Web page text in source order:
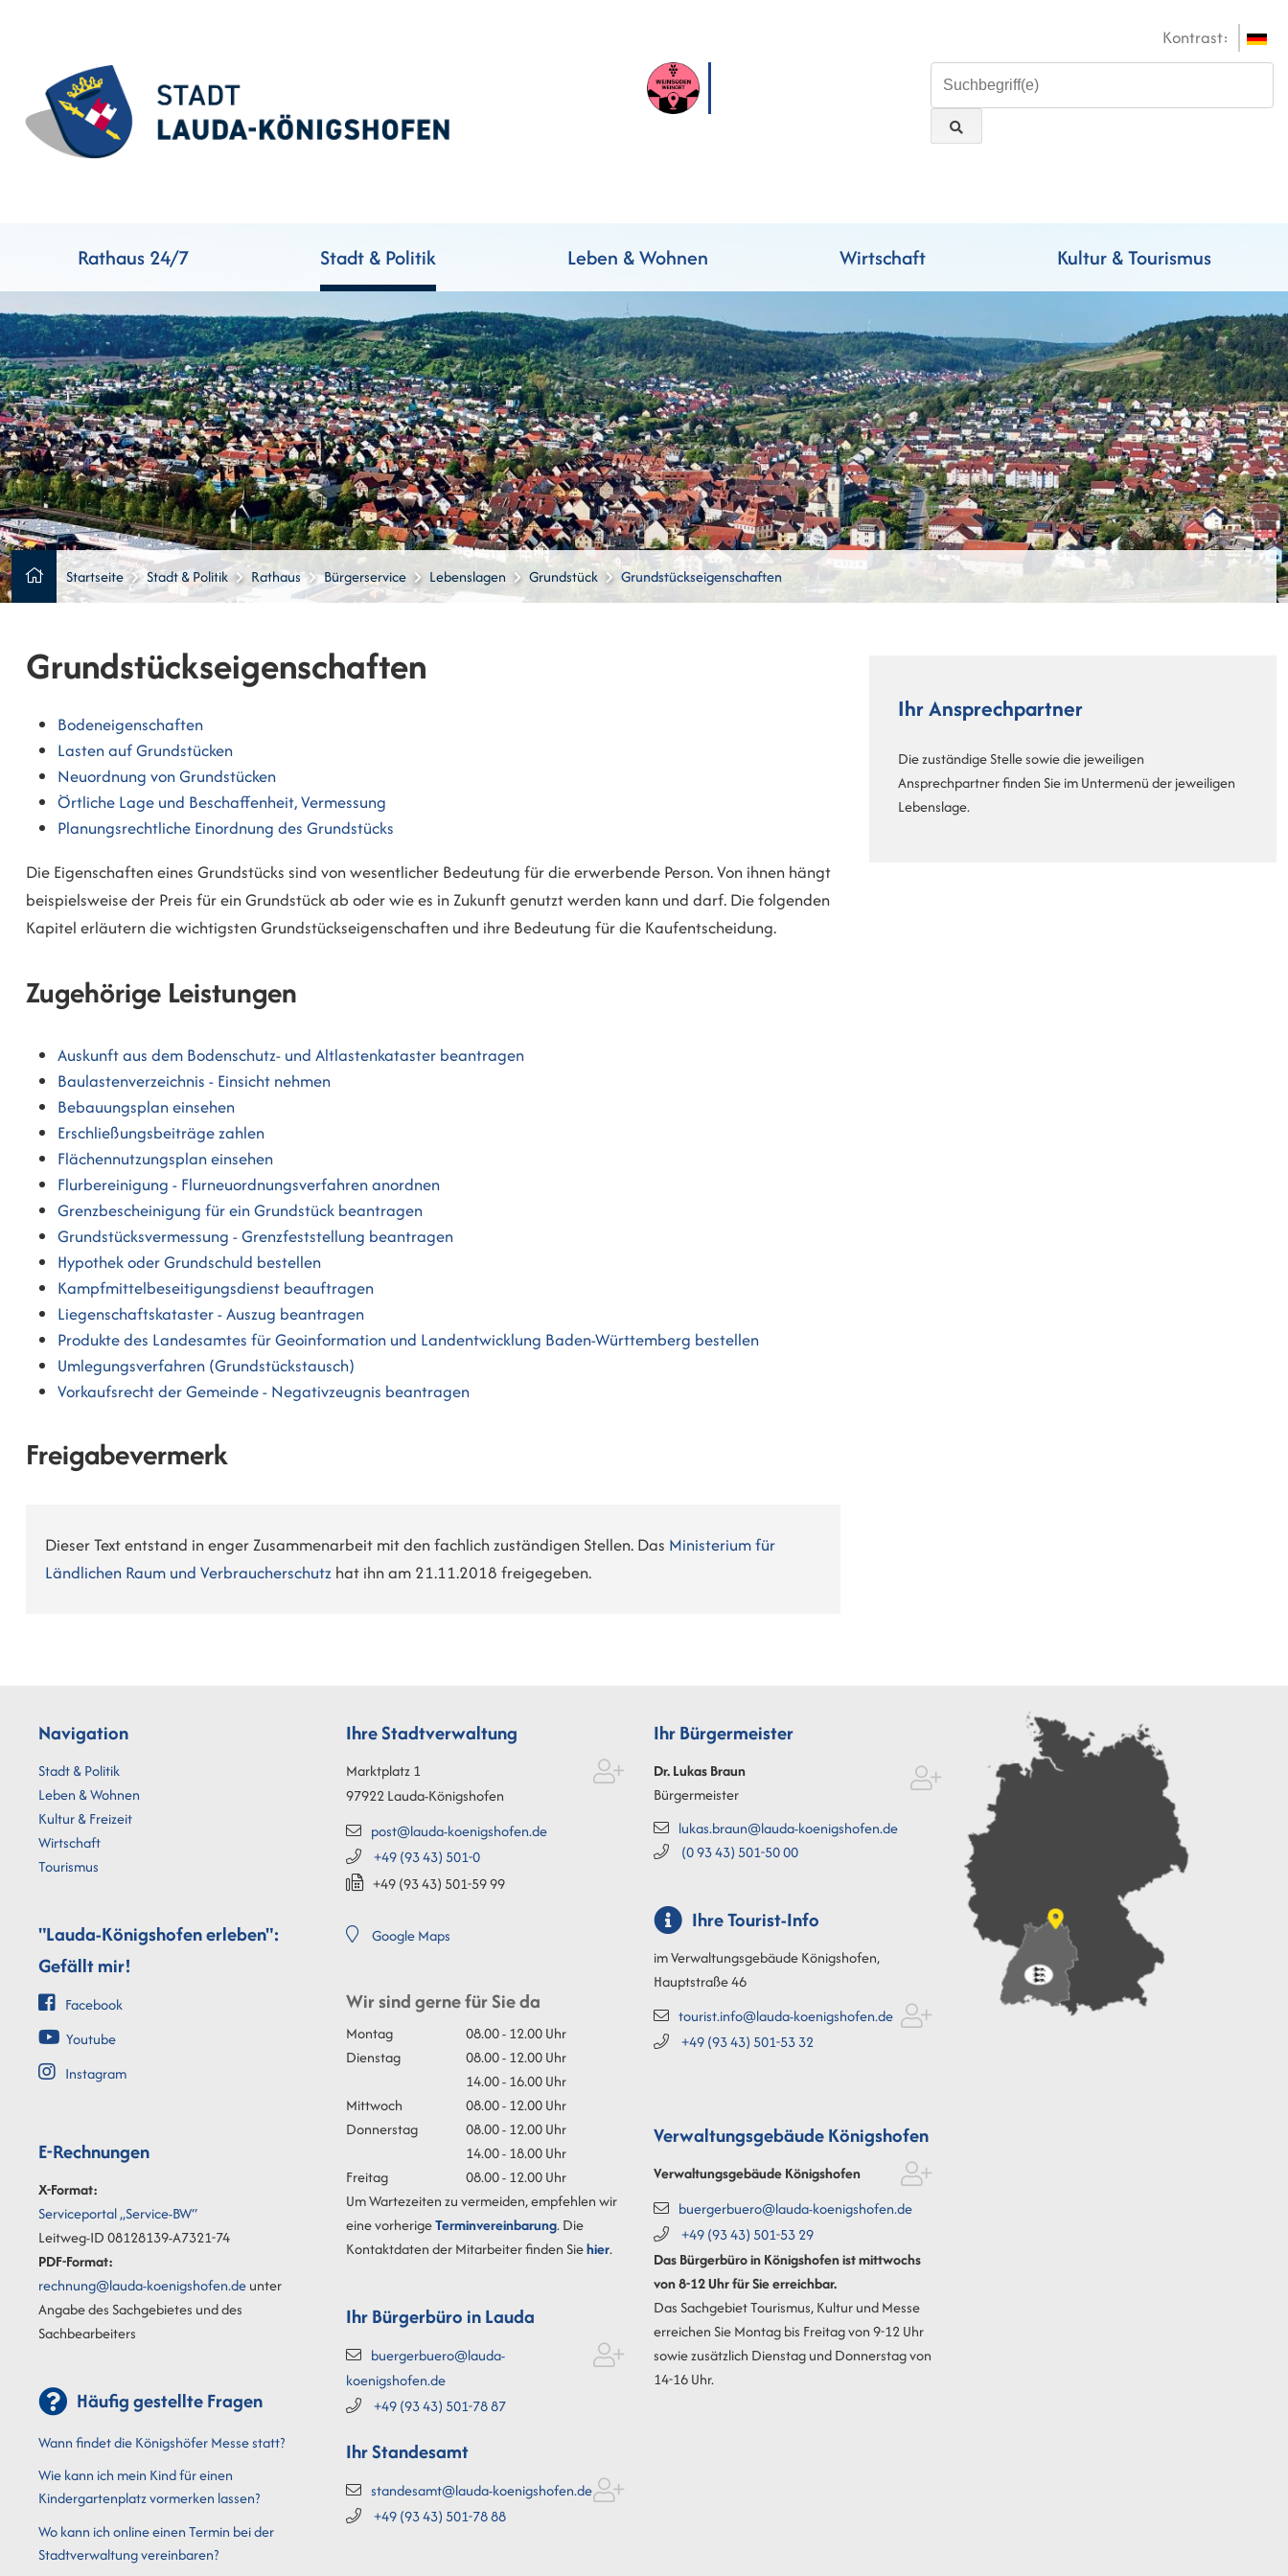
Kontrast:
Rathaus 24/7 Stadt & Politik Leben & Wohnen Wirtschaft Kultur & Tourismus
Startseite Stadt & Politik Rathaus Bürgerservice Lebenslagen Grundstück Grundstückseigenschaften
Grundstückseigenschaften
Bodeneigenschaften
Lasten auf Grundstücken
Neuordnung von Grundstücken
Örtliche Lage und Beschaffenheit, Vermessung
Planungsrechtliche Einordnung des Grundstücks
Die Eigenschaften eines Grundstücks sind von wesentlicher Bedeutung für die erwerbende Person. Von ihnen hängt
beispielsweise der Preis für ein Grundstück ab oder wie es in Zukunft genutzt werden kann und darf. Die folgenden
Kapitel erläutern die wichtigsten Grundstückseigenschaften und ihre Bedeutung für die Kaufentscheidung.
Zugehörige Leistungen
Auskunft aus dem Bodenschutz- und Altlastenkataster beantragen
Baulastenverzeichnis - Einsicht nehmen
Bebauungsplan einsehen
Erschließungsbeiträge zahlen
Flächennutzungsplan einsehen
Flurbereinigung - Flurneuordnungsverfahren anordnen
Grenzbescheinigung für ein Grundstück beantragen
Grundstücksvermessung - Grenzfeststellung beantragen
Hypothek oder Grundschuld bestellen
Kampfmittelbeseitigungsdienst beauftragen
Liegenschaftskataster - Auszug beantragen
Produkte des Landesamtes für Geoinformation und Landentwicklung Baden-Württemberg bestellen
Umlegungsverfahren (Grundstückstausch)
Vorkaufsrecht der Gemeinde - Negativzeugnis beantragen
Freigabevermerk
Dieser Text entstand in enger Zusammenarbeit mit den fachlich zuständigen Stellen. Das Ministerium für
Ländlichen Raum und Verbraucherschutz hat ihn am 21.11.2018 freigegeben.
Ihr Ansprechpartner
Die zuständige Stelle sowie die jeweiligen
Ansprechpartner finden Sie im Untermenü der jeweiligen
Lebenslage.
Navigation
Stadt & Politik
Leben & Wohnen
Kultur & Freizeit
Wirtschaft
Tourismus
"Lauda-Königshofen erleben":
Gefällt mir!
Facebook
Youtube
Instagram
E-Rechnungen
X-Format:
Serviceportal „Service-BW“
Leitweg-ID 08128139-A7321-74
PDF-Format:
rechnung@lauda-koenigshofen.deunter
Angabe des Sachgebietes und des
Sachbearbeiters
Häufig gestellte Fragen
Wann findet die Königshöfer Messe statt?
Wie kann ich mein Kind für einen
Kindergartenplatz vormerken lassen?
Wo kann ich online einen Termin bei der
Stadtverwaltung vereinbaren?
Ihre Stadtverwaltung
Marktplatz 1
97922Lauda-Königshofen
post@lauda-koenigshofen.de
+49 (9343) 501-0
+49 (9343) 501-5999
Google Maps
Wir sind gerne für Sie da
Montag
08.00 - 12.00 Uhr
Dienstag
08.00 - 12.00 Uhr
14.00 - 16.00 Uhr
Mittwoch
08.00 - 12.00 Uhr
Donnerstag
08.00 - 12.00 Uhr
14.00 - 18.00 Uhr
Freitag
08.00 - 12.00 Uhr
Um Wartezeiten zu vermeiden, empfehlen wir
eine vorherigeTerminvereinbarung. Die
Kontaktdaten der Mitarbeiter finden Siehier.
Ihr Bürgerbüro in Lauda
buergerbuero@lauda-
koenigshofen.de
+49 (9343) 501-7887
Ihr Standesamt
standesamt@lauda-koenigshofen.de
+49 (9343) 501-7888
Ihr Bürgermeister
Dr. LukasBraun
Bürgermeister
lukas.braun@lauda-koenigshofen.de
(09343) 501-5000
Ihre Tourist-Info
im Verwaltungsgebäude Königshofen,
Hauptstraße 46
tourist.info@lauda-koenigshofen.de
+49 (9343) 501-5332
Verwaltungsgebäude Königshofen
Verwaltungsgebäude Königshofen
buergerbuero@lauda-koenigshofen.de
+49 (9343) 501-5329
Das Bürgerbüro in Königshofen ist mittwochs
von 8-12 Uhr für Sie erreichbar.
Das Sachgebiet Tourismus, Kultur und Messe
erreichen Sie Montag bis Freitag von 9-12 Uhr
sowie zusätzlich Dienstag und Donnerstag von
14-16 Uhr.